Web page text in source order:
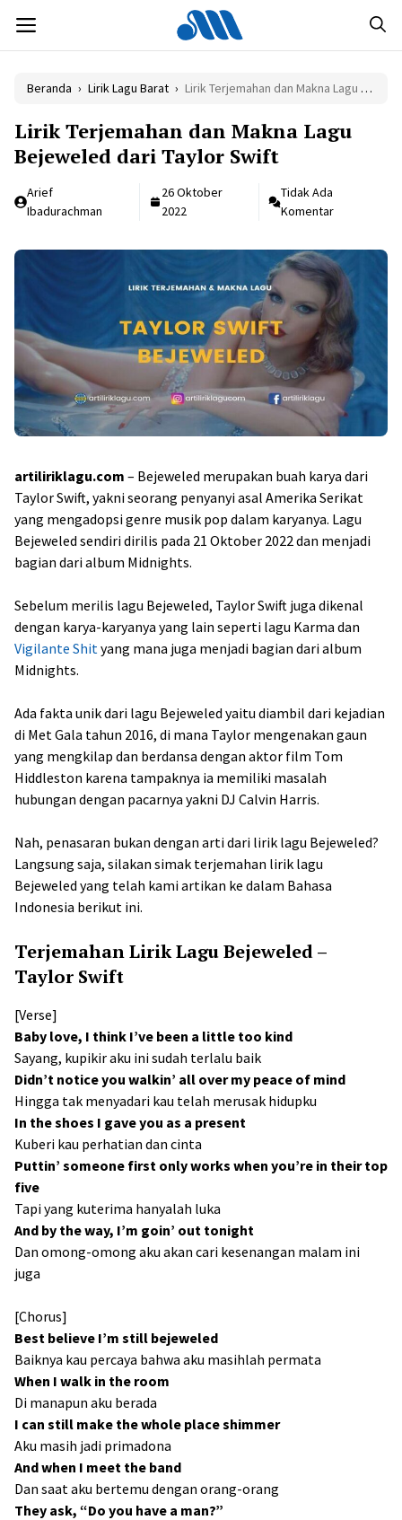
isi
MENU
Beranda › Lirik Lagu Barat › Lirik Terjemahan dan Makna Lagu Bejeweled dari Taylor Swift
Lirik Terjemahan dan Makna Lagu
Bejeweled dari Taylor Swift
Arief
Ibadurachman
26 Oktober
2022
Tidak Ada
Komentar
artiliriklagu.com – Bejeweled merupakan buah karya dari
Taylor Swift, yakni seorang penyanyi asal Amerika Serikat
yang mengadopsi genre musik pop dalam karyanya. Lagu
Bejeweled sendiri dirilis pada 21 Oktober 2022 dan menjadi
bagian dari album Midnights.
Sebelum merilis lagu Bejeweled, Taylor Swift juga dikenal
dengan karya-karyanya yang lain seperti lagu Karma dan
Vigilante Shityang mana juga menjadi bagian dari album
Midnights.
Ada fakta unik dari lagu Bejeweled yaitu diambil dari kejadian
di Met Gala tahun 2016, di mana Taylor mengenakan gaun
yang mengkilap dan berdansa dengan aktor film Tom
Hiddleston karena tampaknya ia memiliki masalah
hubungan dengan pacarnya yakni DJ Calvin Harris.
Nah, penasaran bukan dengan arti dari lirik lagu Bejeweled?
Langsung saja, silakan simak terjemahan lirik lagu
Bejeweled yang telah kami artikan ke dalam Bahasa
Indonesia berikut ini.
Terjemahan Lirik Lagu Bejeweled –
Taylor Swift
[Verse]
Baby love, I think I’ve been a little too kind
Sayang, kupikir aku ini sudah terlalu baik
Didn’t notice you walkin’ all over my peace of mind
Hingga tak menyadari kau telah merusak hidupku
In the shoes I gave you as a present
Kuberi kau perhatian dan cinta
Puttin’ someone first only works when you’re in their top
five
Tapi yang kuterima hanyalah luka
And by the way, I’m goin’ out tonight
Dan omong-omong aku akan cari kesenangan malam ini
juga
[Chorus]
Best believe I’m still bejeweled
Baiknya kau percaya bahwa aku masihlah permata
When I walk in the room
Di manapun aku berada
I can still make the whole place shimmer
Aku masih jadi primadona
And when I meet the band
Dan saat aku bertemu dengan orang-orang
They ask, “Do you have a man?”